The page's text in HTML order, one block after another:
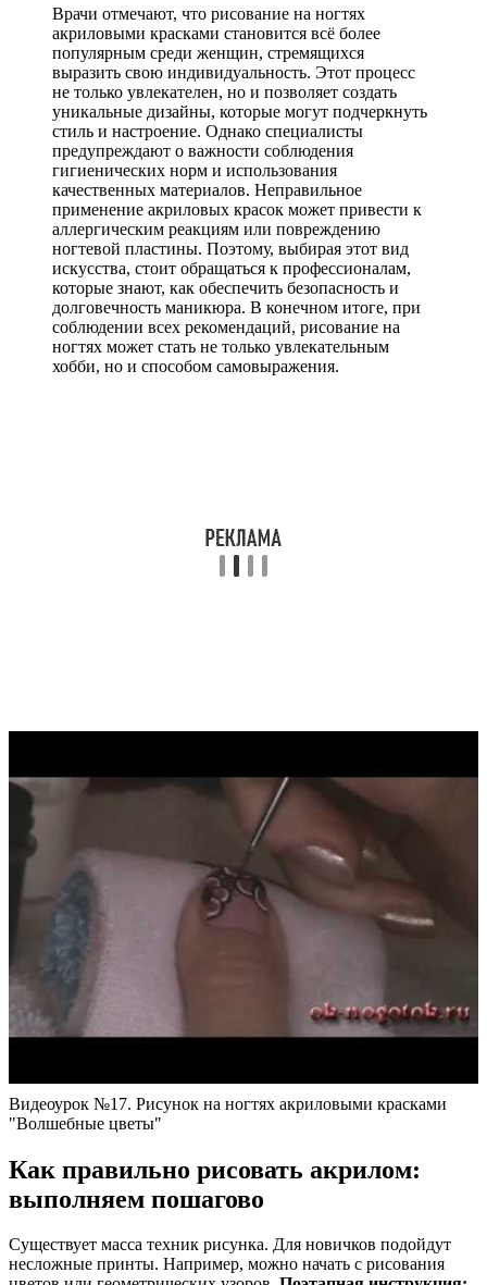
Врачи отмечают, что рисование на ногтях
акриловыми красками становится всё более
популярным среди женщин, стремящихся
выразить свою индивидуальность. Этот процесс
не только увлекателен, но и позволяет создать
уникальные дизайны, которые могут подчеркнуть
стиль и настроение. Однако специалисты
предупреждают о важности соблюдения
гигиенических норм и использования
качественных материалов. Неправильное
применение акриловых красок может привести к
аллергическим реакциям или повреждению
ногтевой пластины. Поэтому, выбирая этот вид
искусства, стоит обращаться к профессионалам,
которые знают, как обеспечить безопасность и
долговечность маникюра. В конечном итоге, при
соблюдении всех рекомендаций, рисование на
ногтях может стать не только увлекательным
хобби, но и способом самовыражения.
Видеоурок №17. Рисунок на ногтях акриловыми красками
"Волшебные цветы"
Как правильно рисовать акрилом:
выполняем пошагово
Существует масса техник рисунка. Для новичков подойдут
несложные принты. Например, можно начать с рисования